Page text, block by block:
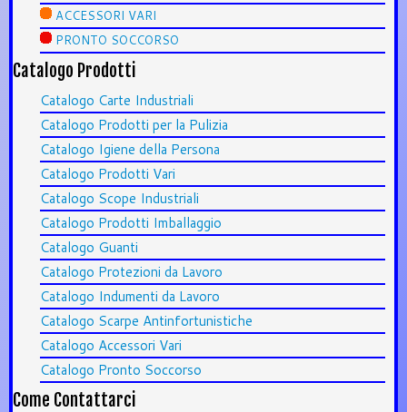
ACCESSORI VARI
PRONTO SOCCORSO
Catalogo Prodotti
Catalogo Carte Industriali
Catalogo Prodotti per la Pulizia
Catalogo Igiene della Persona
Catalogo Prodotti Vari
Catalogo Scope Industriali
Catalogo Prodotti Imballaggio
Catalogo Guanti
Catalogo Protezioni da Lavoro
Catalogo Indumenti da Lavoro
Catalogo Scarpe Antinfortunistiche
Catalogo Accessori Vari
Catalogo Pronto Soccorso
Come Contattarci